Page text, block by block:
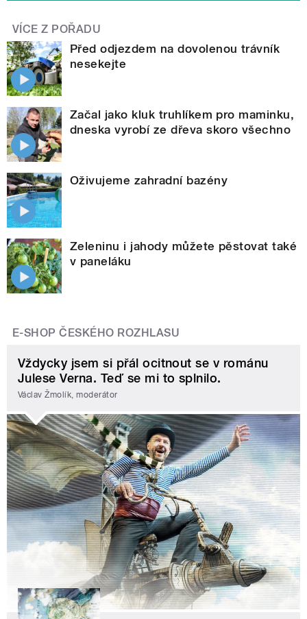
VÍCE Z POŘADU
Před odjezdem na dovolenou trávník
nesekejte
Začal jako kluk truhlíkem pro maminku,
dneska vyrobí ze dřeva skoro všechno
Oživujeme zahradní bazény
Zeleninu i jahody můžete pěstovat také
v paneláku
E-SHOP ČESKÉHO ROZHLASU
Vždycky jsem si přál ocitnout se v románu
Julese Verna. Teď se mi to splnilo.
Václav Žmolík, moderátor